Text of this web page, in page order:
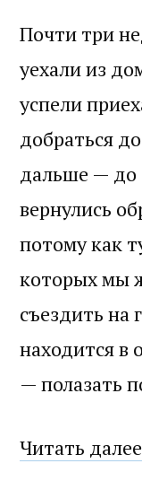
Почти три
уехали из
успели
добраться
дальше — до
вернулись
потому как
которых мы
съездить на
находится в
— полазать
Читать далее